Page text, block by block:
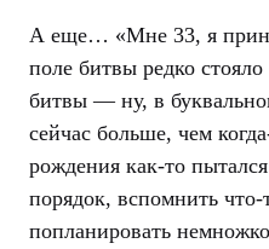
А еще… «Мне 33, я
поле битвы редко
битвы — ну, в
сейчас больше, чем
рождения как-то
порядок, вспомнить
попланировать